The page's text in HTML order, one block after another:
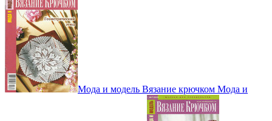
Мода и модель Вязание крючком Мода и